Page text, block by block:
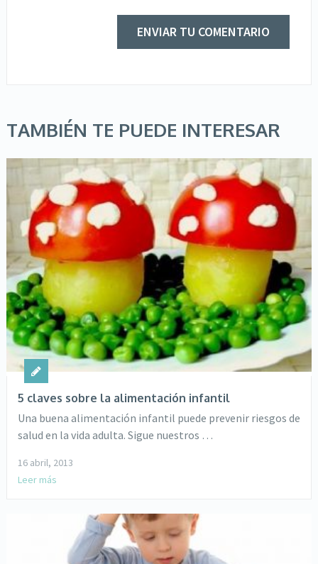
TAMBIÉN TE PUEDE INTERESAR
5 claves sobre la alimentación infantil
Una buena alimentación infantil puede prevenir riesgos de
salud en la vida adulta. Sigue nuestros …
16 abril, 2013
Leer más